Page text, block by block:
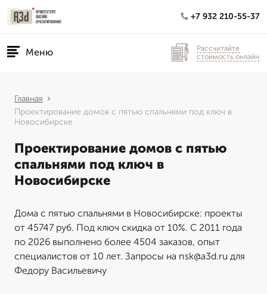
+7 932 210-55-37
Меню
Рассчитайте
стоимость онлайн
Главная
Проектирование домов с пятью спальнями под ключ в
Новосибирске
Проектирование домов с пятью
спальнями под ключ в
Новосибирске
Дома с пятью спальнями в Новосибирске: проекты
от 45747 руб. Под ключ скидка от 10%. С 2011 года
по 2026 выполнено более 4504 заказов, опыт
специалистов от 10 лет. Запросы на nsk@a3d.ru для
Федору Васильевичу